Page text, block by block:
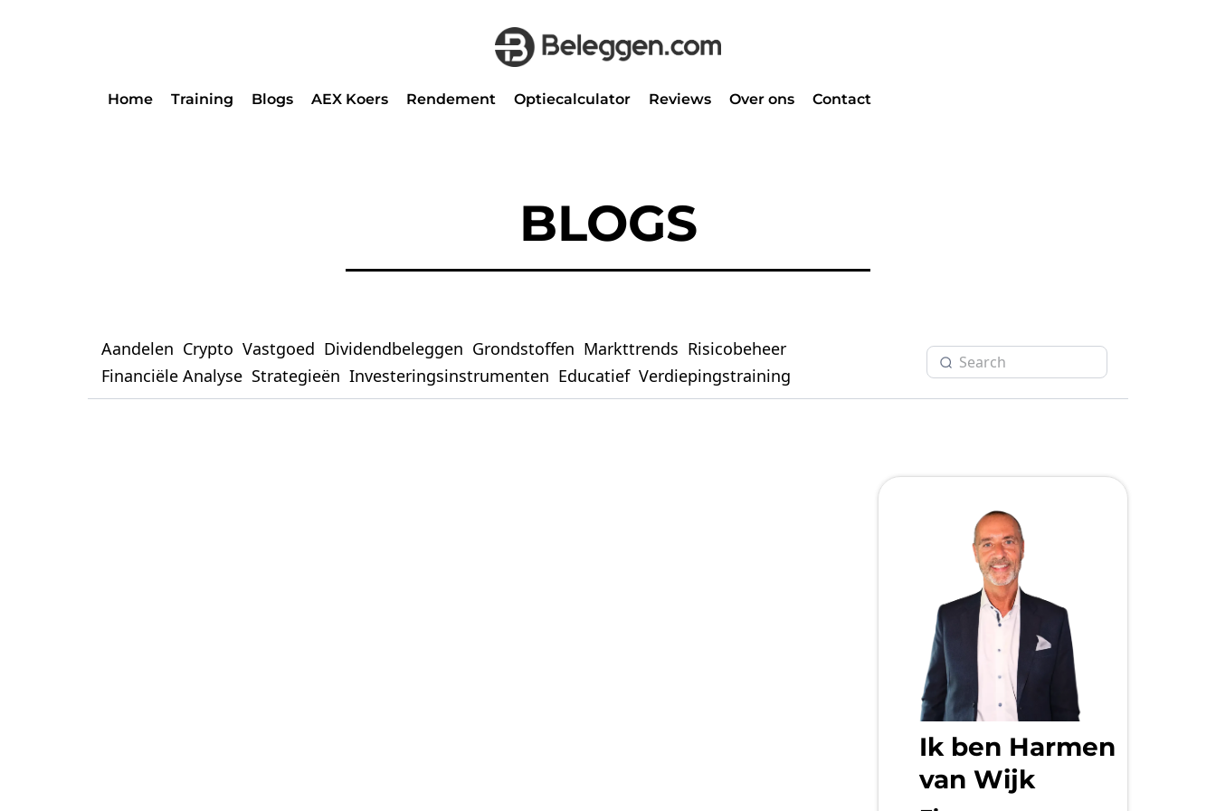
Home Training Blogs AEX Koers Rendement Optiecalculator Reviews Over ons Contact
BLOGS
Aandelen Crypto Vastgoed Dividendbeleggen Grondstoffen Markttrends Risicobeheer
Financiële Analyse Strategieën Investeringsinstrumenten Educatief Verdiepingstraining
Ik ben Harmen
van Wijk